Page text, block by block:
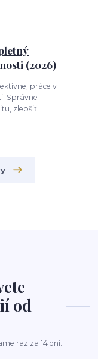
(2026)
práce v
Správne
zlepšiť
od
raz za 14 dní.